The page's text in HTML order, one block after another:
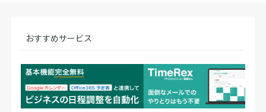
おすすめサービス